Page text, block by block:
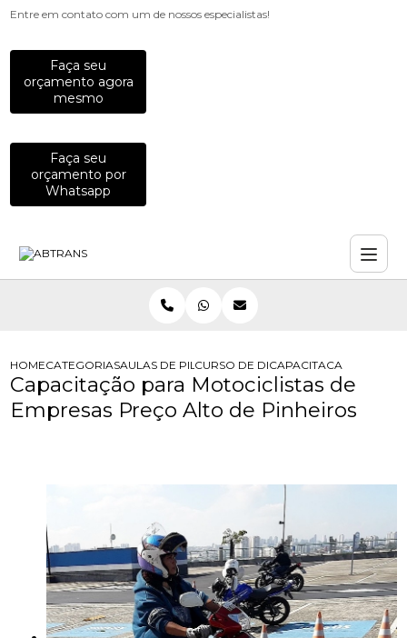
Entre em contato com um de nossos especialistas!
Faça seu
orçamento agora
mesmo
Faça seu
orçamento por
Whatsapp
HOMECATEGORIASAULAS DE PILOTAGEM PARA EMPRESAS
CURSO DE DIRECAO DE MOTO PARA
CAPACITACAO PARA
Capacitação para Motociclistas de
Empresas Preço Alto de Pinheiros